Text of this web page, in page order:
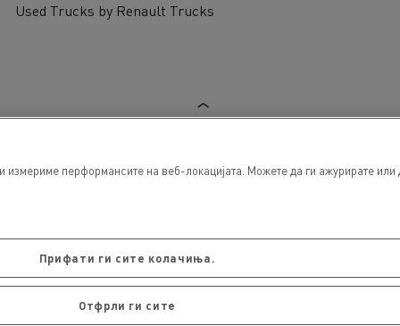
Used Trucks by Renault Trucks
перформансите на веб-локацијата. Можете да ги ажурирате
Прифати ги сите колачиња.
Отфрли ги сите